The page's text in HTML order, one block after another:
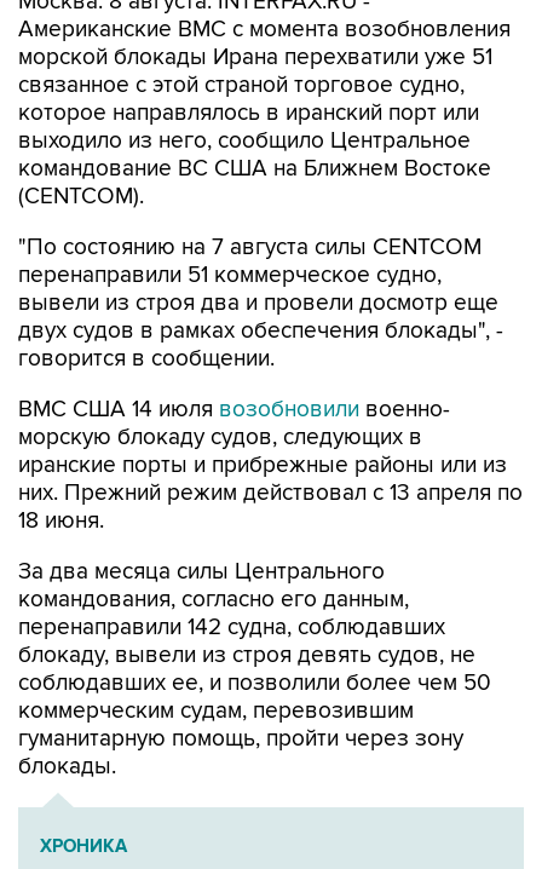
Американские ВМС с момента возобновления
морской блокады Ирана перехватили уже 51
связанное с этой страной торговое судно,
которое направлялось в иранский порт или
выходило из него, сообщило Центральное
командование ВС США на Ближнем Востоке
(CENTCOM).
"По состоянию на 7 августа силы CENTCOM
перенаправили 51 коммерческое судно,
вывели из строя два и провели досмотр еще
двух судов в рамках обеспечения блокады", -
говорится в сообщении.
ВМС США 14 июля возобновили военно-
морскую блокаду судов, следующих в
иранские порты и прибрежные районы или из
них. Прежний режим действовал с 13 апреля по
18 июня.
За два месяца силы Центрального
командования, согласно его данным,
перенаправили 142 судна, соблюдавших
блокаду, вывели из строя девять судов, не
соблюдавших ее, и позволили более чем 50
коммерческим судам, перевозившим
гуманитарную помощь, пройти через зону
блокады.
ХРОНИКА